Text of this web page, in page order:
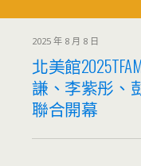
2025 年 8 月 8 日
北美館
謙、李紫彤、
聯合開幕